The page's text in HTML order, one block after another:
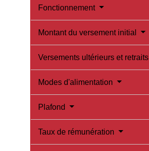
Fonctionnement
Montant du versement initial
Versements ultérieurs et retraits
Modes d'alimentation
Plafond
Taux de rémunération